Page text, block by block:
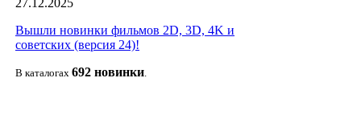
27.12.2025
Вышли новинки фильмов 2D, 3D, 4K и
советских (версия 24)!
В каталогах 692 новинки.